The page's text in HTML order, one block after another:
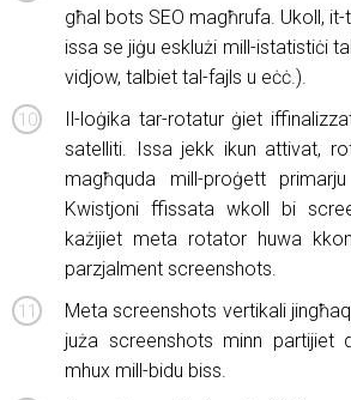
għal bots SEO magħrufa. Ukoll,
issa se jiġu esklużi mill-istatistiċi
vidjow, talbiet tal-fajls u eċċ.).
Il-loġika tar-rotatur ġiet
satelliti. Issa jekk ikun attivat,
magħquda mill-proġett
Kwistjoni ffissata wkoll bi
każijiet meta rotator huwa
parzjalment screenshots.
Meta screenshots vertikali
juża screenshots minn partijiet
mhux mill-bidu biss.